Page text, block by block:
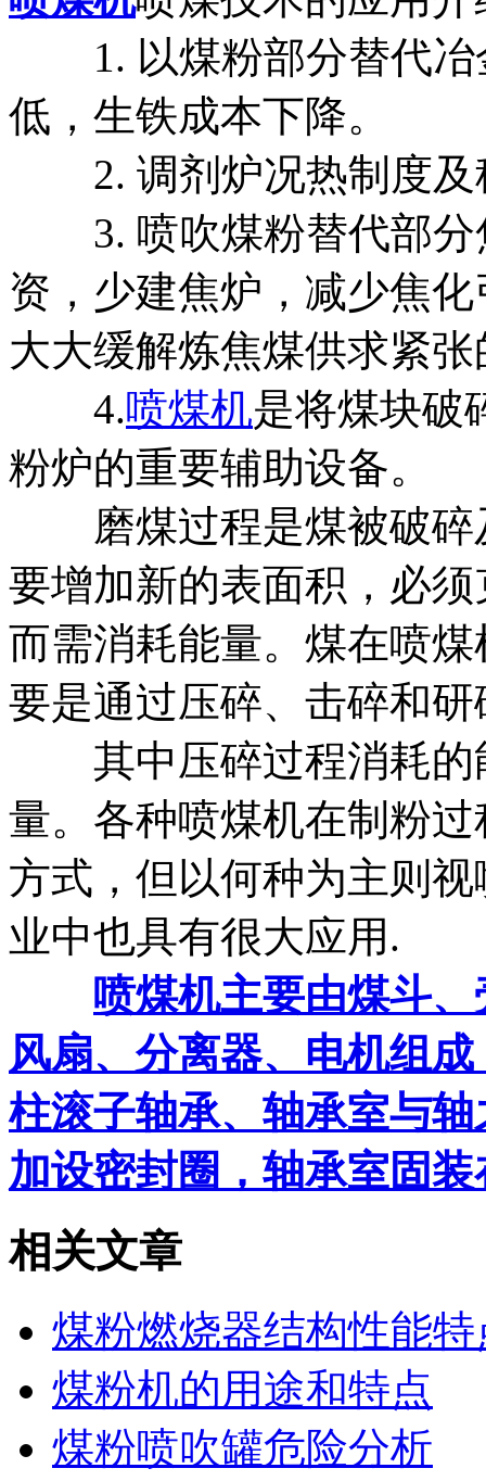
1. 以煤粉部分替代冶
低，生铁成本下降。
2. 调剂炉况热制度及
3. 喷吹煤粉替代部分
资，少建焦炉，减少焦
大大缓解炼焦煤供求紧
4.喷煤机是将煤块破
粉炉的重要辅助设备。
磨煤过程是煤被破碎
要增加新的表面积，必
而需消耗能量。煤在喷
要是通过压碎、击碎和
其中压碎过程消耗的
量。各种喷煤机在制粉
方式，但以何种为主则
业中也具有很大应用.
喷煤机主要由煤斗
风扇、分离器、电机组
柱滚子轴承、轴承室与
加设密封圈，轴承室固
相关文章
煤粉燃烧器结构性能特
煤粉机的用途和特点
煤粉喷吹罐危险分析